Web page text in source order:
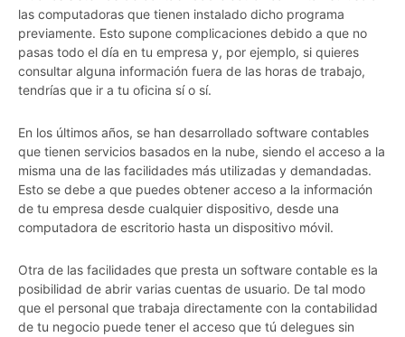
las computadoras que tienen instalado dicho programa
previamente. Esto supone complicaciones debido a que no
pasas todo el día en tu empresa y, por ejemplo, si quieres
consultar alguna información fuera de las horas de trabajo,
tendrías que ir a tu oficina sí o sí.
En los últimos años, se han desarrollado software contables
que tienen servicios basados en la nube, siendo el acceso a la
misma una de las facilidades más utilizadas y demandadas.
Esto se debe a que puedes obtener acceso a la información
de tu empresa desde cualquier dispositivo, desde una
computadora de escritorio hasta un dispositivo móvil.
Otra de las facilidades que presta un software contable es la
posibilidad de abrir varias cuentas de usuario. De tal modo
que el personal que trabaja directamente con la contabilidad
de tu negocio puede tener el acceso que tú delegues sin